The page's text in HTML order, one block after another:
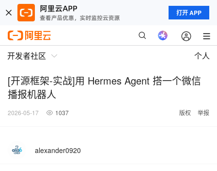
打开 APP
开发者社区 个人
[开源框架-实战]用 Hermes Agent 搭一个微信
播报机器人
2026-05-17 1037 版权 举报
alexander0920